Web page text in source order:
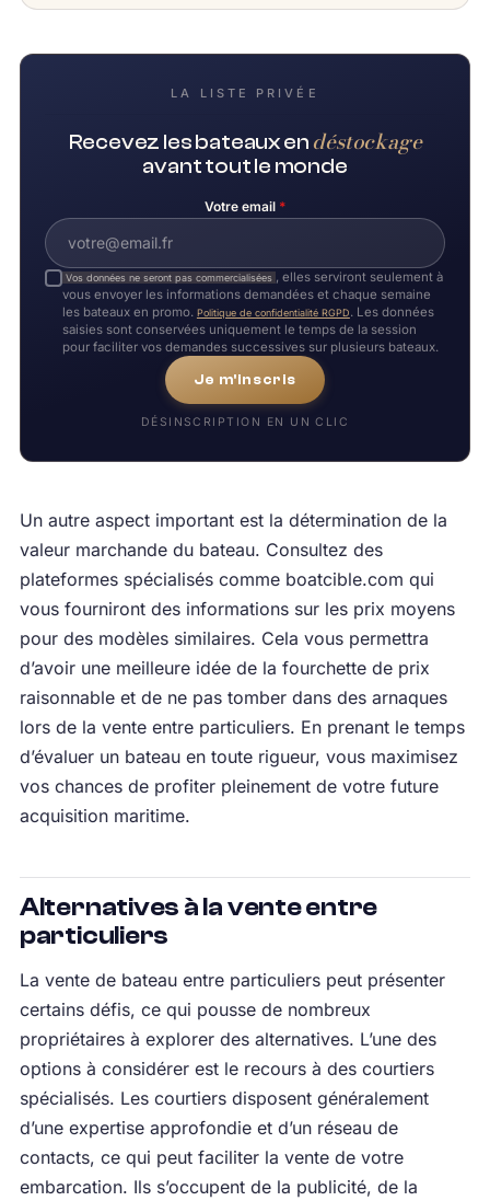
LA LISTE PRIVÉE
Recevez les bateaux en déstockage
avant tout le monde
Votre email *
Vos données ne seront pas commercialisées , elles serviront seulement à
vous envoyer les informations demandées et chaque semaine
les bateaux en promo. Politique de confidentialité RGPD. Les données
saisies sont conservées uniquement le temps de la session
pour faciliter vos demandes successives sur plusieurs bateaux.
Je m'inscris
DÉSINSCRIPTION EN UN CLIC
Un autre aspect important est la détermination de la
valeur marchande du bateau. Consultez des
plateformes spécialisés comme boatcible.com qui
vous fourniront des informations sur les prix moyens
pour des modèles similaires. Cela vous permettra
d’avoir une meilleure idée de la fourchette de prix
raisonnable et de ne pas tomber dans des arnaques
lors de la vente entre particuliers. En prenant le temps
d’évaluer un bateau en toute rigueur, vous maximisez
vos chances de profiter pleinement de votre future
acquisition maritime.
Alternatives à la vente entre
particuliers
La vente de bateau entre particuliers peut présenter
certains défis, ce qui pousse de nombreux
propriétaires à explorer des alternatives. L’une des
options à considérer est le recours à des courtiers
spécialisés. Les courtiers disposent généralement
d’une expertise approfondie et d’un réseau de
contacts, ce qui peut faciliter la vente de votre
embarcation. Ils s’occupent de la publicité, de la